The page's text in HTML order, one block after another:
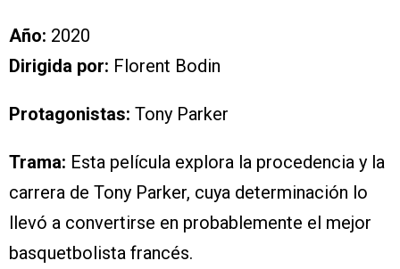
Año: 2020
Dirigida por: Florent Bodin
Protagonistas: Tony Parker
Trama: Esta película explora la procedencia y la
carrera de Tony Parker, cuya determinación lo
llevó a convertirse en probablemente el mejor
basquetbolista francés.